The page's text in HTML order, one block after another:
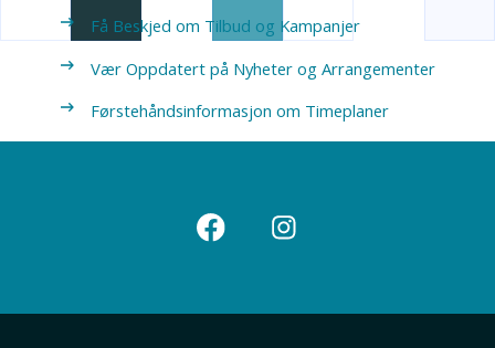
Få Beskjed om Tilbud og Kampanjer
Vær Oppdatert på Nyheter og Arrangementer
Førstehåndsinformasjon om Timeplaner